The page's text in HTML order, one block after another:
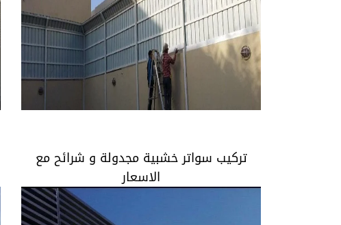
تركيب سواتر خشبية مجدولة و شرائح مع
الاسعار